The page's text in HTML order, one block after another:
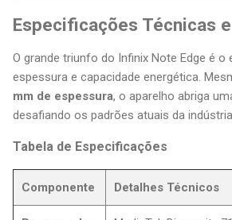
Especificações Técnicas
O grande triunfo do Infinix Note Edge é o
espessura e capacidade energética.
mm de espessura, o aparelho abriga
desafiando os padrões atuais da
Tabela de Especificações
Componente Detalhes Técnicos